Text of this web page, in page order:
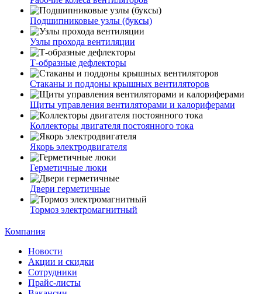
Подшипниковые узлы (буксы)
Узлы прохода вентиляции
Т-образные дефлекторы
Стаканы и поддоны крышных вентиляторов
Щиты управления вентиляторами и калориферами
Коллекторы двигателя постоянного тока
Якорь электродвигателя
Герметичные люки
Двери герметичные
Тормоз электромагнитный
Компания
Новости
Акции и скидки
Сотрудники
Прайс-листы